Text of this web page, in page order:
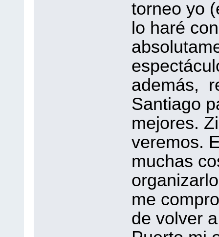
torneo yo
lo haré
además,
Santiago
mejores.
veremos.
muchas
me
de volver